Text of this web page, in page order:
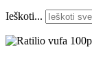
Ieškoti...